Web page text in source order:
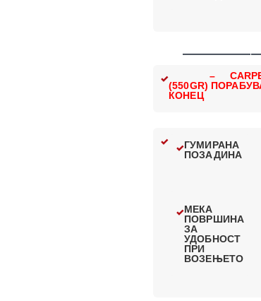
–
(550GR)
КОНЕЦ
ГУМИРАНА
ПОЗАДИНА
МЕКА
ПОВРШИНА
ЗА
УДОБНОСТ
ПРИ
ВОЗЕЊЕТО